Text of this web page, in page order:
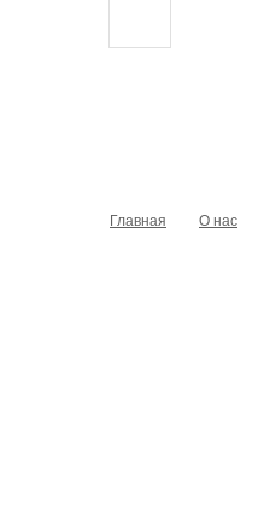
Главная О нас